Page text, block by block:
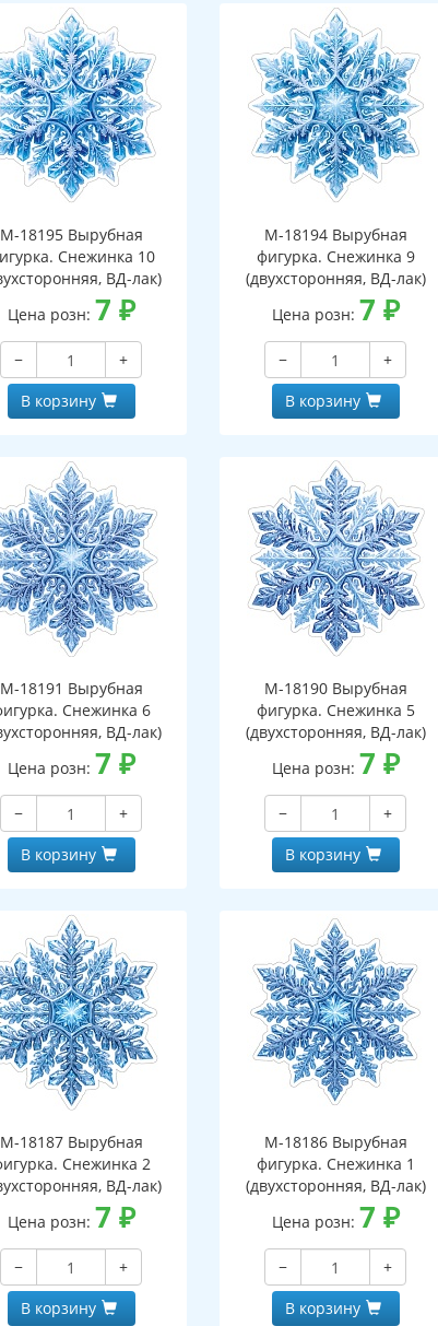
М-18195 Вырубная
Снежинка 10
ВД-лак)
Цена розн: 7 ₽
−
+
В корзину
М-18194 Вырубная
фигурка. Снежинка 9
(двухсторонняя, ВД-лак)
Цена розн: 7 ₽
−
+
В корзину
М-18191 Вырубная
Снежинка 6
ВД-лак)
Цена розн: 7 ₽
−
+
В корзину
М-18190 Вырубная
фигурка. Снежинка 5
(двухсторонняя, ВД-лак)
Цена розн: 7 ₽
−
+
В корзину
М-18187 Вырубная
Снежинка 2
ВД-лак)
Цена розн: 7 ₽
−
+
В корзину
М-18186 Вырубная
фигурка. Снежинка 1
(двухсторонняя, ВД-лак)
Цена розн: 7 ₽
−
+
В корзину